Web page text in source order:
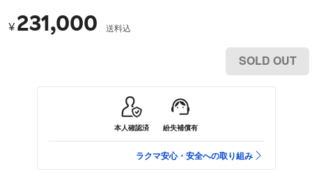
¥ 231,000 送料込
SOLD OUT
本人確認済 紛失補償有
ラクマ安心・安全への取り組み